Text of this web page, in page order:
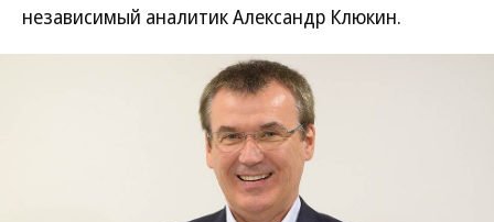
независимый аналитик Александр Клюкин.